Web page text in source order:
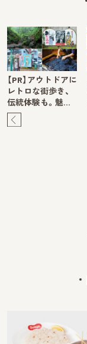
【PR】アウトドアに
レトロな街歩き、
伝統体験も。魅…